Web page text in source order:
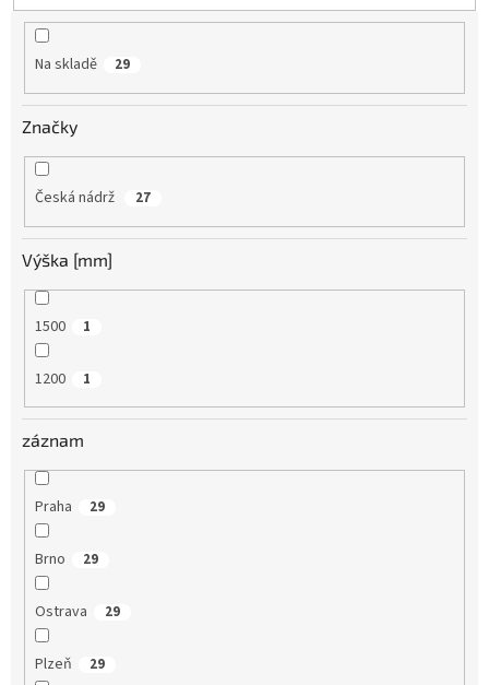
ů
Na skladě 29
Značky
Česká nádrž 27
Výška [mm]
1500 1
1200 1
záznam
Praha 29
Brno 29
Ostrava 29
Plzeň 29